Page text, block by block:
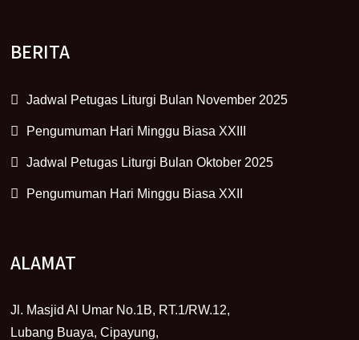
BERITA
Jadwal Petugas Liturgi Bulan November 2025
Pengumuman Hari Minggu Biasa XXIII
Jadwal Petugas Liturgi Bulan Oktober 2025
Pengumuman Hari Minggu Biasa XXII
ALAMAT
Jl. Masjid Al Umar No.1B, RT.1/RW.12,
Lubang Buaya, Cipayung,